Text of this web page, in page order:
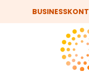
Hauptinhalt
Zur Suche springen